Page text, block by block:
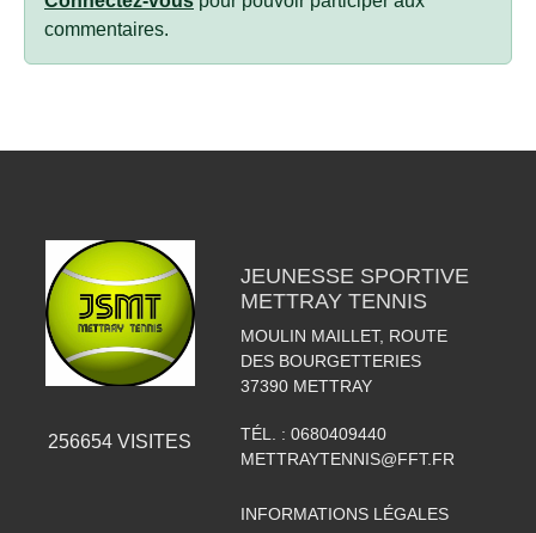
commentaires.
256654 VISITES
JEUNESSE SPORTIVE
METTRAY TENNIS
MOULIN MAILLET, ROUTE
DES BOURGETTERIES
37390 METTRAY
TÉL. : 0680409440
METTRAYTENNIS@FFT.FR
INFORMATIONS LÉGALES